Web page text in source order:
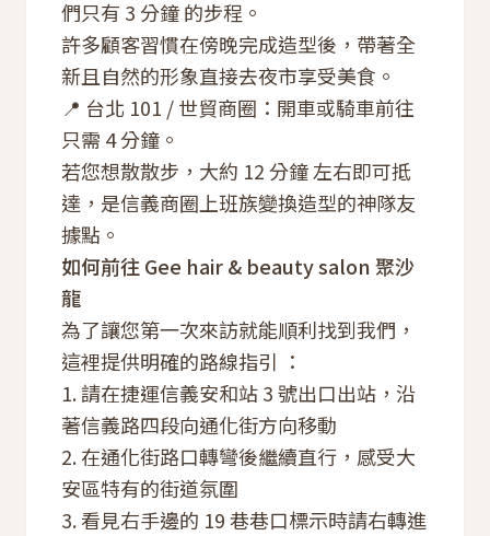
們只有 3 分鐘 的步程。
許多顧客習慣在傍晚完成造型後，帶著全
新且自然的形象直接去夜市享受美食。
📍 台北 101 / 世貿商圈：開車或騎車前往
只需 4 分鐘。
若您想散散步，大約 12 分鐘 左右即可抵
達，是信義商圈上班族變換造型的神隊友
據點。
如何前往 Gee hair & beauty salon 聚沙
龍
為了讓您第一次來訪就能順利找到我們，
這裡提供明確的路線指引 ：
1. 請在捷運信義安和站 3 號出口出站，沿
著信義路四段向通化街方向移動
2. 在通化街路口轉彎後繼續直行，感受大
安區特有的街道氛圍
3. 看見右手邊的 19 巷巷口標示時請右轉進